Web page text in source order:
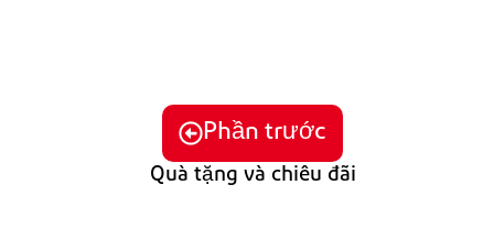
Phần trước
Quà tặng và chiêu đãi